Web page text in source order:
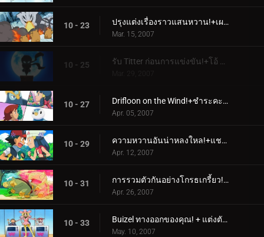
10 - 23 ปรุงแต่งเรื่องราวแสนหวาน!+เผชิญหน้ากับความมุ่งมั่นของสตีลิกซ์!
Mar. 15, 2007
10 - 25
Mar. 29, 2007
10 - 27 Drifloon on the Wind!+ชำระคะแนนที่ไม่เก่านัก!
Apr. 05, 2007
10 - 29 ความหวานอันน่าหลงใหล!+แชมป์แฝด!
Apr. 12, 2007
10 - 31 การรวมตัวกันอย่างโกรธเกรี้ยว!+พวกหญ้านั้นเป็นมิตรกับสิ่งแวดล้อมอยู่เสมอ!
Apr. 26, 2007
10 - 33 Buizel ทางออกของคุณ! + แต่งตัวทั้งหมดด้วยที่ไหนสักแห่งที่จะไป!
May. 10, 2007